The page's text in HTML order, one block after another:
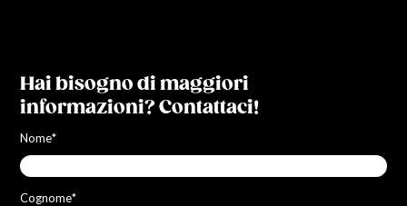
Hai bisogno di maggiori
informazioni? Contattaci!
Nome*
Cognome*